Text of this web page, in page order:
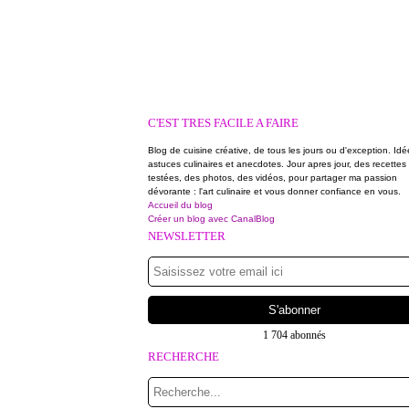
C'EST TRES FACILE A FAIRE
Blog de cuisine créative, de tous les jours ou d'exception.
astuces culinaires et anecdotes. Jour apres jour, des recettes
testées, des photos, des vidéos, pour partager ma passion
dévorante : l'art culinaire et vous donner confiance en vous.
Accueil du blog
Créer un blog avec CanalBlog
NEWSLETTER
1 704 abonnés
RECHERCHE